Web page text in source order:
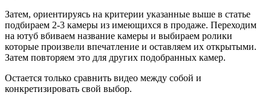
Затем, ориентируясь на критерии указанные выше в статье
подбираем 2-3 камеры из имеющихся в продаже. Переходим
на ютуб вбиваем название камеры и выбираем ролики
которые произвели впечатление и оставляем их открытыми.
Затем повторяем это для других подобранных камер.
Остается только сравнить видео между собой и
конкретизировать свой выбор.